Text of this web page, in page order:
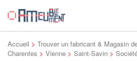
Accueil > Trouver un fabricant & Magasin
Charentes > Vienne > Saint-Savin >